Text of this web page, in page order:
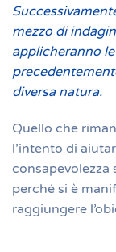
mezzo di
applicheranno
diversa natura.
Quello che
l’intento di
consapevolezza
perché si è
raggiungere